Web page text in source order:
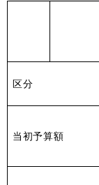
区分
当初予算額